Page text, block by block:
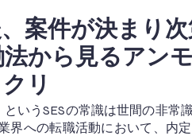
案件が決まり次
から見るアン
リ
いうSESの常識は世間の非常
界への転職活動において、内